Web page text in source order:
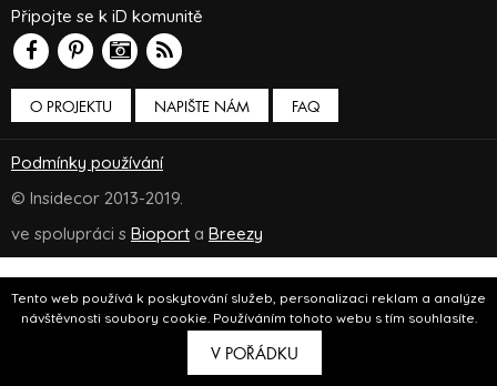
Tento web používá k poskytování služeb, personalizaci reklam a analýze
návštěvnosti soubory cookie. Používáním tohoto webu s tím souhlasíte.
V POŘÁDKU
O PROJEKTU NAPIŠTE NÁM
Připojte se k iD komunitě
FAQ
Podmínky používání
© Insidecor 2013-2019.
ve spolupráci s Bioport a Breezy